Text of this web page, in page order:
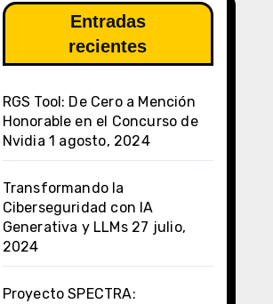
Entradas
recientes
RGS Tool: De Cero a Mención
Honorable en el Concurso de
Nvidia 1 agosto, 2024
Transformando la
Ciberseguridad con IA
Generativa y LLMs 27 julio,
2024
Proyecto SPECTRA: